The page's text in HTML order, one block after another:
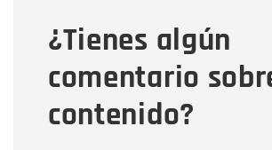
¿Tienes algún
comentario
contenido?
Mensaje